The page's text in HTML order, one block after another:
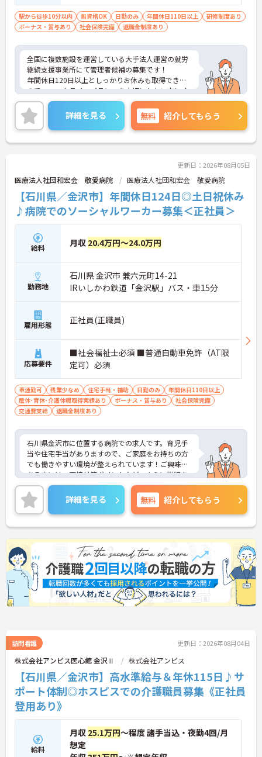
リーダー経験・マネジメント経験あり／責
任感がありレジリエンスが高い方
駅から徒歩10分以内 無資格OK 日勤のみ 年間休日110日以上
研修制度あり
ボーナス・賞与あり
社会保険完備 退職金制度あり
全国に複数施設を運営している大手法人運営の就労
継続支援事業所にて管理者候補の募集です！
年間休日120日以上としっかりお休みも取得できる
ので、ワークライフバランスを大切にしたい方にオ
ススメです◎外部研修費補助制度もありますので働
きながらスキルアップも目指せます♪
ご興味のある方には、面接対策ポイントなど、さら
に詳細をお話しいたしますのでお気軽にご相談くだ
さい！
詳細を見る 無料 紹介してもらう
更新日：2026年08月05日
医療法人社団和宏会 敬愛病院 医療法人社団和宏会 敬愛病院
【石川県／金沢市】年間休日124日◎土日祝休み
♪病院でのソーシャルワーカー募集＜正社員＞
給料 月収 20.4万円～24.0万円
勤務地
石川県 金沢市 兼六元町14-21
IRいしかわ鉄道「金沢駅」バス・車15分
雇用形態 正社員(正職員)
応募要件
■社会福祉士必須 ■普通自動車免許（AT限
定可）必須
車通勤可 残業少なめ 住宅手当・補助 日勤のみ
年間休日110日以上
産休･育休･介護休暇取得実績あり
ボーナス・賞与あり
社会保険完備
交通費支給
退職金制度あり
石川県金沢市に位置する病院での求人です。育児手
当や住宅手当がありますので、ご家庭をお持ちの方
でも働きやすい環境が整えられています！ご興味の
ある方には、面接対策ポイントなど、さらに詳細を
ご案内しますのでお気軽にご相談ください！
詳細を見る 無料 紹介してもらう
訪問看護 更新日：2026年08月04日
株式会社アンビス医心館 金沢Ⅱ 株式会社アンビス
【石川県／金沢市】高水準給与＆年休115日♪サ
ポート体制◎ホスピスでの介護職員募集《正社員
登用あり》
給料
月収 25.1万円～程度 諸手当込・夜勤4回/月
想定